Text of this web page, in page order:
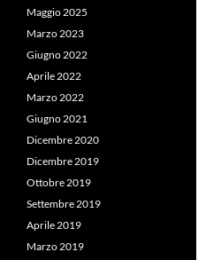
Maggio 2025
Marzo 2023
Giugno 2022
Aprile 2022
Marzo 2022
Giugno 2021
Dicembre 2020
Dicembre 2019
Ottobre 2019
Settembre 2019
Aprile 2019
Marzo 2019